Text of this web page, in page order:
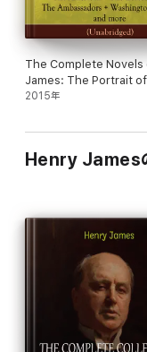
The Complete Novels
James: The Portrait of
+ The Wings of the
Washington Square
2015年
Henry James